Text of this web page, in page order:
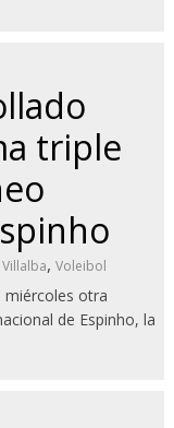
triple
,Voleibol
miércoles otra
de Espinho, la